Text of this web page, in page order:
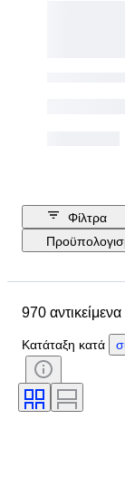
Φίλτρα
Υλικό
Χρώμα
Δοκιμάστηκε
970 αντικείμενα
Κατάταξη κατά